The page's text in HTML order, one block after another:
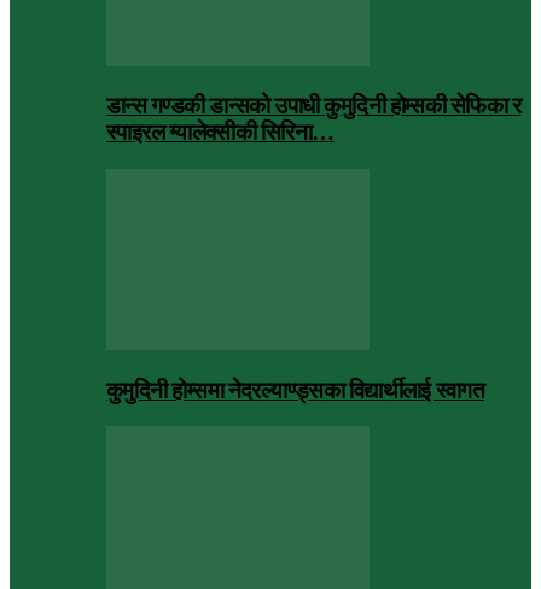
डान्स गण्डकी डान्सको उपाधी कुमुदिनी होम्सकी सेफिका र
स्पाइरल ग्यालेक्सीकी सिरिना…
कुमुदिनी होम्समा नेदरल्याण्ड्सका विद्यार्थीलाई स्वागत